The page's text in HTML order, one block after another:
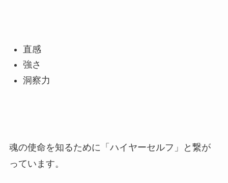
直感
強さ
洞察力
魂の使命を知るために「ハイヤーセルフ」と繋が
っています。